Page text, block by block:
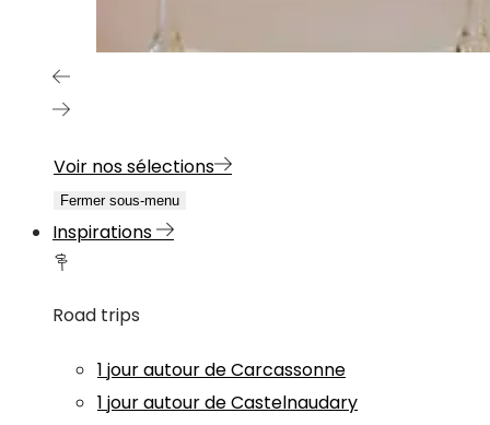
Voir nos sélections
Fermer sous-menu
Inspirations
Road trips
1 jour autour de Carcassonne
1 jour autour de Castelnaudary